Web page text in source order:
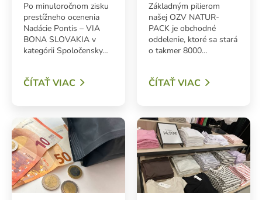
Po minuloročnom zisku
prestížneho ocenenia
Nadácie Pontis – VIA
BONA SLOVAKIA v
kategórii Spoločensky…
ČÍTAŤ VIAC
Základným pilierom
našej OZV NATUR-
PACK je obchodné
oddelenie, ktoré sa stará
o takmer 8000…
ČÍTAŤ VIAC